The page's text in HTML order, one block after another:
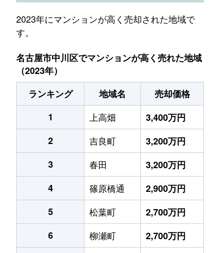
2023年にマンションが高く売却された地域で
す。
名古屋市中川区でマンションが高く売れた地域
（2023年）
ランキング
地域名
売却価格
1
上高畑
3,400万円
2
吉良町
3,200万円
3
春田
3,200万円
4
篠原橋通
2,900万円
5
松葉町
2,700万円
6
柳瀬町
2,700万円